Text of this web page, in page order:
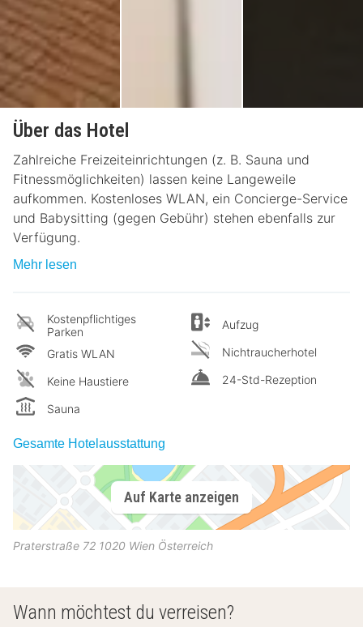
Über das Hotel
Zahlreiche Freizeiteinrichtungen (z. B. Sauna und
Fitnessmöglichkeiten) lassen keine Langeweile
aufkommen. Kostenloses WLAN, ein Concierge-Service
und Babysitting (gegen Gebühr) stehen ebenfalls zur
Verfügung.
Mehr lesen
Kostenpflichtiges
Parken
Gratis WLAN
Keine Haustiere
Sauna
Aufzug
Nichtraucherhotel
24-Std-Rezeption
Gesamte Hotelausstattung
Auf Karte anzeigen
Praterstraße 72 1020 Wien Österreich
Wann möchtest du verreisen?